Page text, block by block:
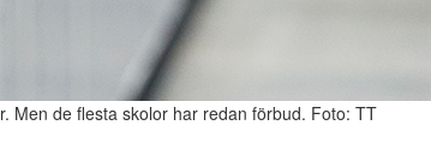
Men de flesta skolor har redan förbud. Foto: TT